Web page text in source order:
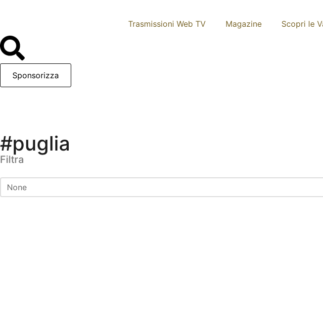
Trasmissioni Web TV Magazine Scopri le
Sponsorizza
#puglia
Filtra
Filtra
Filtra